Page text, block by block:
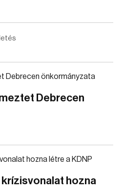
Debrecen
hozna